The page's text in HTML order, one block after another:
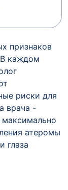
признаков
В каждом
риски для
врача -
максимально
атеромы
глаза